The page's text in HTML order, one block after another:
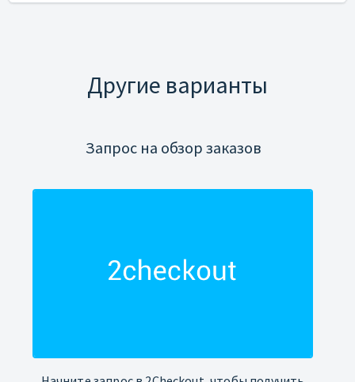
Другие варианты
Запрос на обзор заказов